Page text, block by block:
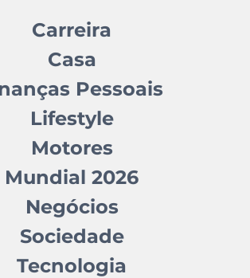
Carreira
Casa
Pessoais
Lifestyle
Motores
Mundial 2026
Negócios
Sociedade
Tecnologia